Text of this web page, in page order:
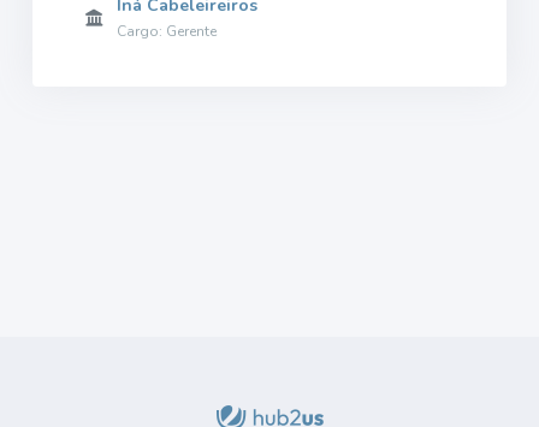
Iná Cabeleireiros
Cargo: Gerente